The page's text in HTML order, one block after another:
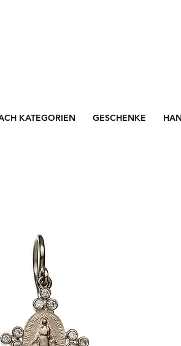
KATEGORIEN GESCHENKE